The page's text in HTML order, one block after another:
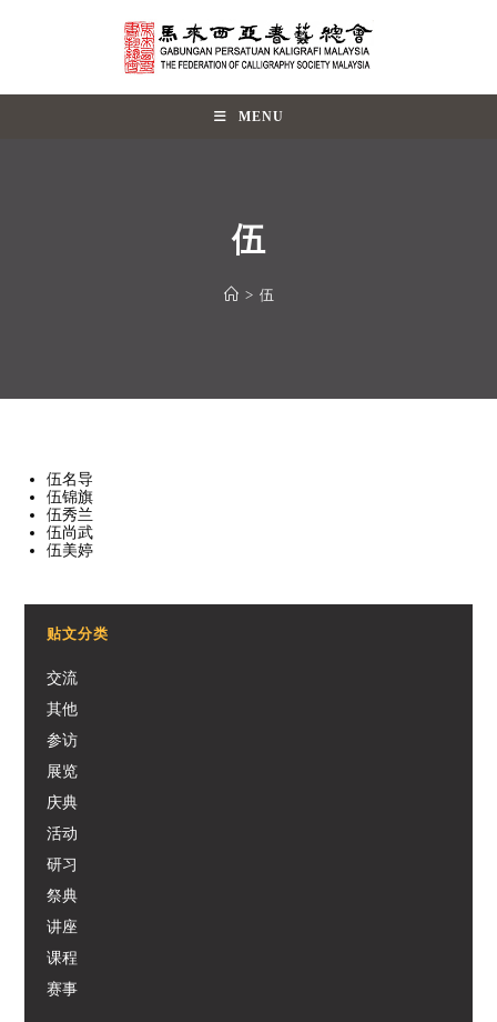
MENU
伍
> 伍
伍名导
伍锦旗
伍秀兰
伍尚武
伍美婷
贴文分类
交流
其他
参访
展览
庆典
活动
研习
祭典
讲座
课程
赛事